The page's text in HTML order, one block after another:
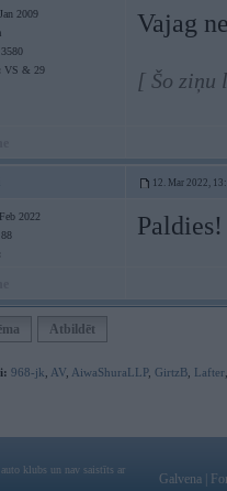
2009
3580
VS & 29
Vajag
[ Šo ziņu
12. Mar 2022,
2022
88
Paldies!
Atbildēt
968-jk AV AiwaShuraLLP, GirtzB Lafter
klubs un nav saistīts ar
Galvena